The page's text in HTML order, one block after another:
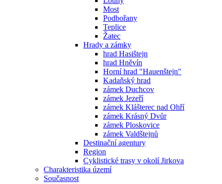
Most
Podbořany
Teplice
Žatec
Hrady a zámky
hrad Hasištejn
hrad Hněvín
Horní hrad "Hauenštejn"
Kadaňský hrad
zámek Duchcov
zámek Jezeří
zámek Klášterec nad Ohří
zámek Krásný Dvůr
zámek Ploskovice
zámek Valdštejnů
Destinační agentury
Region
Cyklistické trasy v okolí Jirkova
Charakteristika území
Současnost